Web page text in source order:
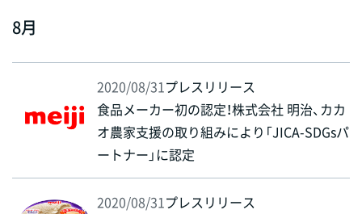
8月
2020/08/31プレスリリース
食品メーカー初の認定！株式会社 明治、カカ
オ農家支援の取り組みにより「JICA-SDGsパ
ートナー」に認定
2020/08/31プレスリリース